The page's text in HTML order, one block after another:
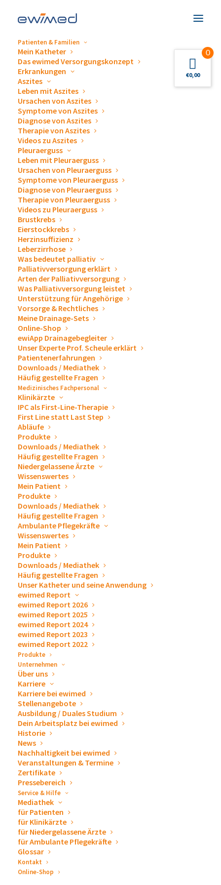
Patienten & Familien
Mein Katheter
Das ewimed Versorgungskonzept
Erkrankungen
Aszites
Leben mit Aszites
Ursachen von Aszites
Symptome von Aszites
Diagnose von Aszites
Therapie von Aszites
Videos zu Aszites
Pleuraerguss
Leben mit Pleuraerguss
Ursachen von Pleuraerguss
Symptome von Pleuraerguss
Diagnose von Pleuraerguss
Therapie von Pleuraerguss
Videos zu Pleuraerguss
Brustkrebs
Eierstockkrebs
Herzinsuffizienz
Leberzirrhose
Was bedeutet palliativ
Palliativversorgung erklärt
Arten der Palliativversorgung
Was Palliativversorgung leistet
Unterstützung für Angehörige
Vorsorge & Rechtliches
Meine Drainage-Sets
Online-Shop
ewiApp Drainagebegleiter
Unser Experte Prof. Scheule erklärt
Patientenerfahrungen
Downloads / Mediathek
Häufig gestellte Fragen
Medizinisches Fachpersonal
Klinikärzte
IPC als First-Line-Therapie
First Line statt Last Step
Abläufe
Produkte
Downloads / Mediathek
Häufig gestellte Fragen
Niedergelassene Ärzte
Wissenswertes
Mein Patient
Produkte
Downloads / Mediathek
Häufig gestellte Fragen
Ambulante Pflegekräfte
Wissenswertes
Mein Patient
Produkte
Downloads / Mediathek
Häufig gestellte Fragen
Unser Katheter und seine Anwendung
ewimed Report
ewimed Report 2026
ewimed Report 2025
ewimed Report 2024
ewimed Report 2023
ewimed Report 2022
Produkte
Unternehmen
Über uns
Karriere
Karriere bei ewimed
Stellenangebote
Ausbildung / Duales Studium
Dein Arbeitsplatz bei ewimed
Historie
News
Nachhaltigkeit bei ewimed
Veranstaltungen & Termine
Zertifikate
Pressebereich
Service & Hilfe
Mediathek
für Patienten
für Klinikärzte
für Niedergelassene Ärzte
für Ambulante Pflegekräfte
Glossar
Kontakt
Online-Shop
Veranstaltungen &
Termine
Gerne beantworten wir Ihre Fragen zum Thema
Drainage von Pleuraergüssen und Aszites,
unseren Drainagesystemen sowie ewimed als
Medizintechnikunternehmen auch an unseren
Ausstellungsständen. Lernen Sie uns auf Messen
& Kongressen persönlich kennen. Wir freuen uns
auf Sie!
« Alle Veranstaltungen
Diese Veranstaltung hat bereits stattgefunden.
31. Jahrestagung der
Deutschen Gesellschaft
für Thoraxchirurgie
12. September 2022-14. September 2022
Wir würden uns sehr freuen Sie an unserem Messestand
begrüßen zu dürfen. Gerne stellen wir Ihnen unsere
Produkte zur Drainage und Punktion, sowie Zubehör zum
Ablassen von Pleuraergüssen und Aszites persönlich vor.
Wir beantworten Ihnen sehr gern alle Fragen und erklären
das ewimed Versorgungskonzept. Wenn Sie eine
persönliche Beratung wünschen,
doch bitte einen Termin über unser Kontaktformular
Zum Kalender hinzufügen
DETAILS
Beginn:
12. September 2022
Ende:
14. September 2022
Website:
https://dgtkongress.de/
VERANSTALTUNGSORT
Messe Essen
Messeplatz 1
Essen, 45131 Deutschland Google Karte anzeigen
2. Tag für junge
0
€0,00